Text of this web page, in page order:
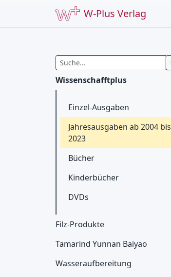
W-Plus Verlag
Wissenschafftplus
Einzel-Ausgaben
Jahresausgaben ab 2004 bis
2023
Bücher
Kinderbücher
DVDs
Filz-Produkte
Tamarind Yunnan Baiyao
Wasseraufbereitung